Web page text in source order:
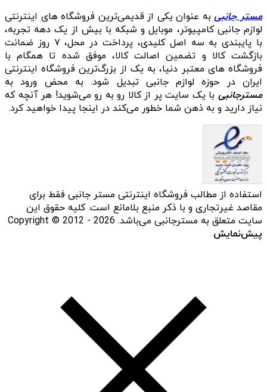
مستر جانبیبه عنوان یکی از قدیمی‌ترین فروشگاه های اینترنتی
لوازم جانبی کامپیوتر، موبایل و شبکه با بیش از یک دهه تجربه،
با پایبندی به سه اصل کلیدی، پرداخت در محل، ۷ روز ضمانت
بازگشت کالا و تضمین اصالت کالا، موفق شده تا همگام با
فروشگاه‌ های معتبر دنیا، به یک از بزرگ‌ترین فروشگاه اینترنتی
ایران در حوزه لوازم جانبی تبدیل شود. به محض ورود به
مسترجانبی با یک سایت پر از کالا رو به رو می‌شوید! هر آنچه که
نیاز دارید و به ذهن شما خطور می‌کند در اینجا پیدا خواهید کرد.
استفاده از مطالب فروشگاه اینترنتی مستر جانبی فقط برای
مقاصد غیرتجاری و با ذکر منبع بلامانع است. کلیه حقوق این
سایت متعلق به مسترجانبی می‌باشد. Copyright © 2012 - 2026
پیش‌نمایش